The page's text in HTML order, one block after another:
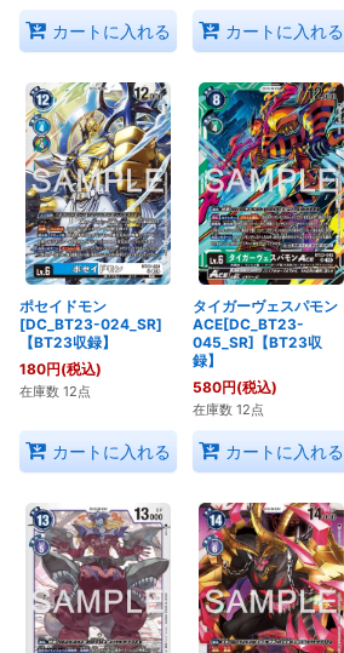
カートに入れる カートに入れる
ポセイドモン
[DC_BT23-024_SR]
【BT23収録】
180円(税込)
在庫数 12点
カートに入れる
タイガーヴェスパモン
ACE[DC_BT23-
045_SR]【BT23収
録】
580円(税込)
在庫数 12点
カートに入れる